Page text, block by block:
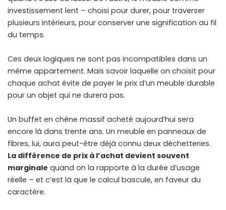
investissement lent – choisi pour durer, pour traverser
plusieurs intérieurs, pour conserver une signification au fil
du temps.
Ces deux logiques ne sont pas incompatibles dans un
même appartement. Mais savoir laquelle on choisit pour
chaque achat évite de payer le prix d’un meuble durable
pour un objet qui ne durera pas.
Un buffet en chêne massif acheté aujourd’hui sera
encore là dans trente ans. Un meuble en panneaux de
fibres, lui, aura peut-être déjà connu deux déchetteries.
La différence de prix à l’achat devient souvent
marginale quand on la rapporte à la durée d’usage
réelle – et c’est là que le calcul bascule, en faveur du
caractère.